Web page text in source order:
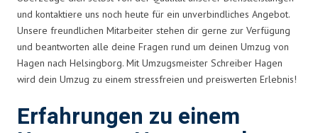
und kontaktiere uns noch heute für ein unverbindliches Angebot.
Unsere freundlichen Mitarbeiter stehen dir gerne zur Verfügung
und beantworten alle deine Fragen rund um deinen Umzug von
Hagen nach Helsingborg. Mit Umzugsmeister Schreiber Hagen
wird dein Umzug zu einem stressfreien und preiswerten Erlebnis!
Erfahrungen zu einem